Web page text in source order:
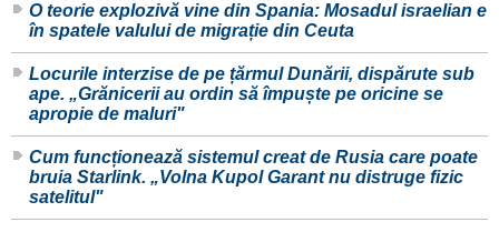
O teorie explozivă vine din Spania: Mosadul israelian e
în spatele valului de migrație din Ceuta
Locurile interzise de pe țărmul Dunării, dispărute sub
ape. „Grănicerii au ordin să împuște pe oricine se
apropie de maluri"
Cum funcționează sistemul creat de Rusia care poate
bruia Starlink. „Volna Kupol Garant nu distruge fizic
satelitul"